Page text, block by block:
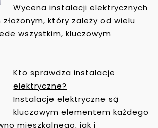
Wycena instalacji elektrycznych
który zależy od wielu
wszystkim, kluczowym
Kto sprawdza instalacje
elektryczne?
Instalacje elektryczne są
kluczowym elementem każdego
mieszkalnego, jak i